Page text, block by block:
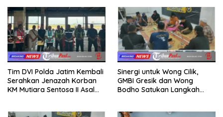
Tim DVI Polda Jatim Kembali
Serahkan Jenazah Korban
KM Mutiara Sentosa II Asal
Sinergi untuk Wong Cilik,
GMBI Gresik dan Wong
Bodho Satukan Langkah